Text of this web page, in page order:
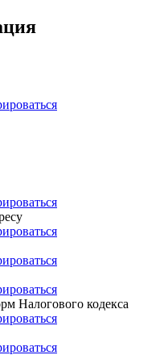
Налогового кодекса